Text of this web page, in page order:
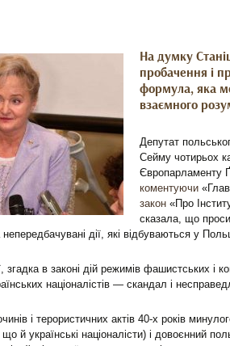
На думку
пробачення і
формула, яка
взаємного
Депутат
Сейму чотирьох
Європарламенту
коментуючи
закон «Про
сказала, що
дії, які відбуваються у
в законі дій режимів фашистських і
націоналістів — скандал і
і терористичних актів 40-х років
й українські націоналісти) і довоєнний